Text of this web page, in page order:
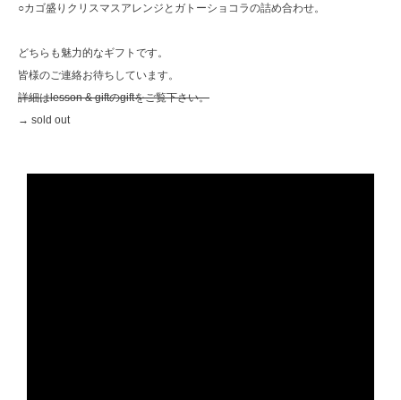
○カゴ盛りクリスマスアレンジとガトーショコラの詰め合わせ。
どちらも魅力的なギフトです。
皆様のご連絡お待ちしています。
詳細はlesson & giftのgiftをご覧下さい。
→ sold out